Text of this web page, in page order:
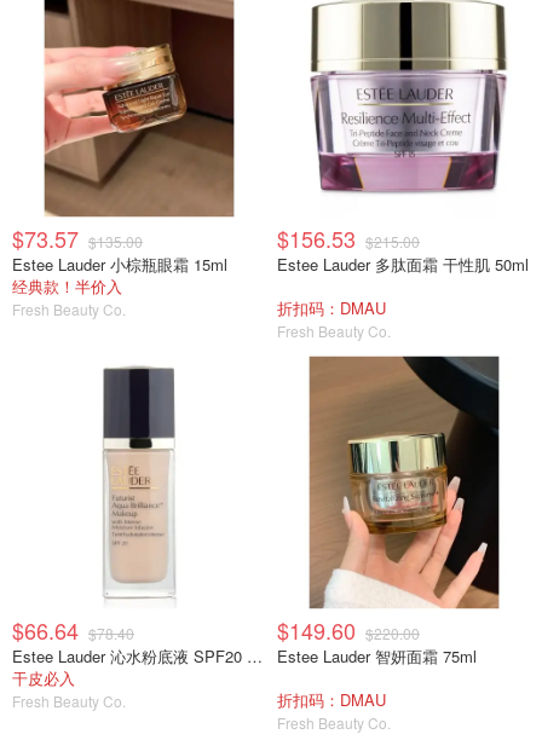
$73.57 $135.00
Estee Lauder 小棕瓶眼霜 15ml
经典款！半价入
Fresh Beauty Co.
$156.53 $215.00
Estee Lauder 多肽面霜 干性肌 50ml
折扣码：DMAU
Fresh Beauty Co.
$66.64 $78.40
Estee Lauder 沁水粉底液 SPF20 30ml/1oz
干皮必入
Fresh Beauty Co.
$149.60 $220.00
Estee Lauder 智妍面霜 75ml
折扣码：DMAU
Fresh Beauty Co.